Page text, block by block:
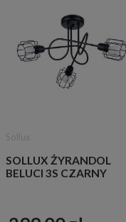
SOLLUX ŻYRANDOL
BELUCI 3S CZARNY